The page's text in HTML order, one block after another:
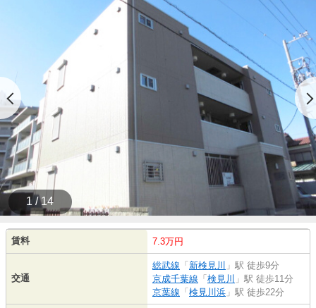
1 / 14
賃料 7.3万円
交通
総武線 「 新検見川 」駅 徒歩9分
京成千葉線 「 検見川 」駅 徒歩11分
京葉線 「 検見川浜 」駅 徒歩22分